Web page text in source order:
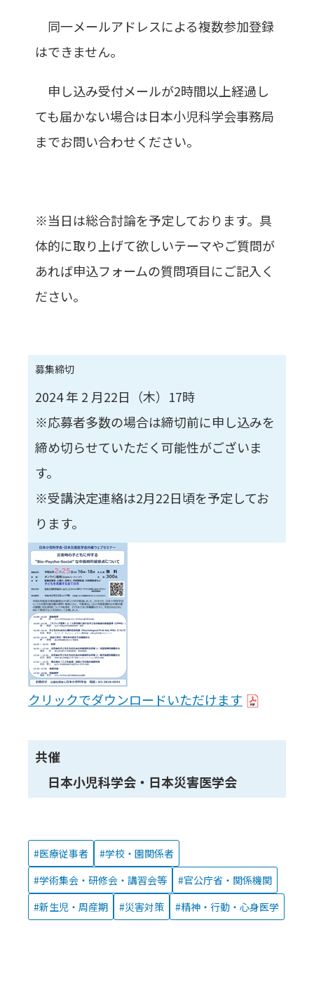
同一メールアドレスによる複数参加登録
はできません。
申し込み受付メールが2時間以上経過し
ても届かない場合は日本小児科学会事務局
までお問い合わせください。
※当日は総合討論を予定しております。具
体的に取り上げて欲しいテーマやご質問が
あれば申込フォームの質問項目にご記入く
ださい。
募集締切
2024 年 2 月22日（木）17時
※応募者多数の場合は締切前に申し込みを
締め切らせていただく可能性がございま
す。
※受講決定連絡は2月22日頃を予定してお
ります。
クリックでダウンロードいただけます
共催
日本小児科学会・日本災害医学会
医療従事者
学校・園関係者
学術集会・研修会・講習会等
官公庁省・関係機関
新生児・周産期
災害対策 精神・行動・心身医学